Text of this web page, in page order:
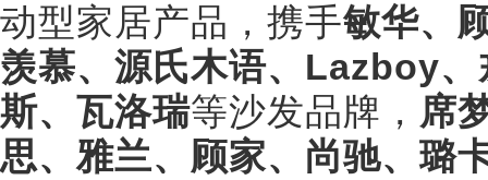
动型家居产品，携手敏华、
羡慕、源氏木语、Lazboy
斯、瓦洛瑞等沙发品牌， 席
思、雅兰、顾家、尚驰、璐